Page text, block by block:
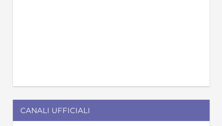
CANALI UFFICIALI